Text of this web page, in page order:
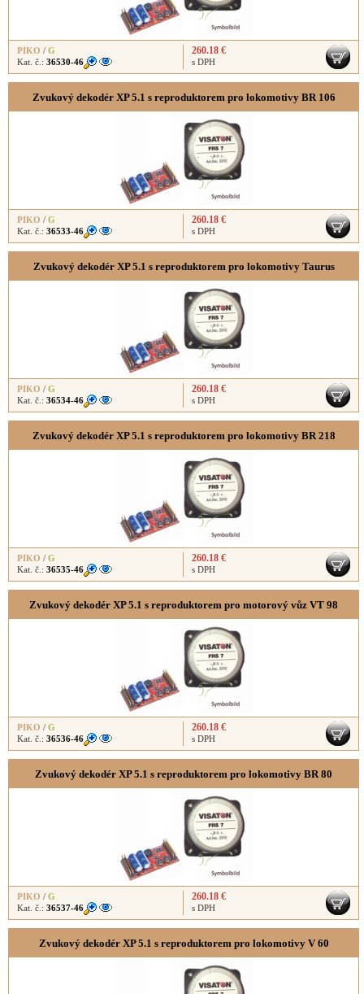
PIKO / G
Kat. č.: 36530-46
260.18 €
s DPH
Zvukový dekodér XP 5.1 s reproduktorem pro lokomotivy BR 106
PIKO / G
Kat. č.: 36533-46
260.18 €
s DPH
Zvukový dekodér XP 5.1 s reproduktorem pro lokomotivy Taurus
PIKO / G
Kat. č.: 36534-46
260.18 €
s DPH
Zvukový dekodér XP 5.1 s reproduktorem pro lokomotivy BR 218
PIKO / G
Kat. č.: 36535-46
260.18 €
s DPH
Zvukový dekodér XP 5.1 s reproduktorem pro motorový vůz VT 98
PIKO / G
Kat. č.: 36536-46
260.18 €
s DPH
Zvukový dekodér XP 5.1 s reproduktorem pro lokomotivy BR 80
PIKO / G
Kat. č.: 36537-46
260.18 €
s DPH
Zvukový dekodér XP 5.1 s reproduktorem pro lokomotivy V 60